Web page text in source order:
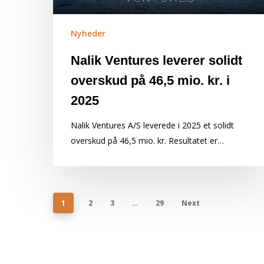
Nyheder
Nalik Ventures leverer solidt
overskud på 46,5 mio. kr. i
2025
Nalik Ventures A/S leverede i 2025 et solidt
overskud på 46,5 mio. kr. Resultatet er…
1 2 3 … 29 Next